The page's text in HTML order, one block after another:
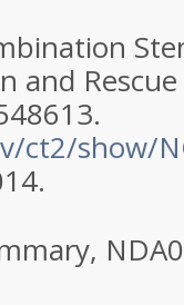
and
ct2/show/